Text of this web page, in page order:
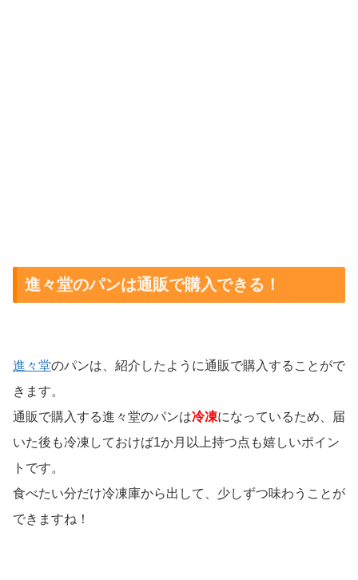
進々堂のパンは通販で購入できる！
進々堂のパンは、紹介したように通販で購入することがで
きます。
通販で購入する進々堂のパンは冷凍になっているため、届
いた後も冷凍しておけば1か月以上持つ点も嬉しいポイン
トです。
食べたい分だけ冷凍庫から出して、少しずつ味わうことが
できますね！